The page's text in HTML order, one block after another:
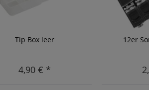
Tip Box leer
4,90 € *
12er